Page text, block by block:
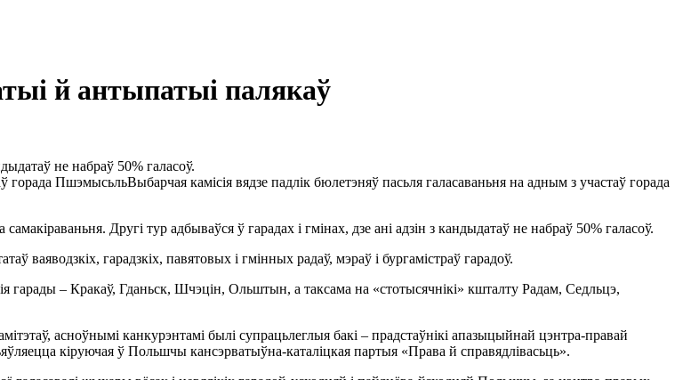
й антыпатыі палякаў
не набраў 50% галасоў.
Выбарчая камісія вядзе падлік бюлетэняў пасьля галасаваньня на адным з участаў горада
Другі тур адбываўся ў гарадах і гмінах, дзе ані адзін з кандыдатаў не набраў 50% галасоў.
ваяводзкіх, гарадзкіх, павятовых і гмінных радаў, мэраў і бургамістраў гарадоў.
гарады – Кракаў, Гданьск, Шчэцін, Ольштын, а таксама на «стотысячнікі» кшталту Радам, Седльцэ,
асноўнымі канкурэнтамі былі супрацьлеглыя бакі – прадстаўнікі апазыцыйнай цэнтра-правай
кіруючая ў Польшчы кансэрватыўна-каталіцкая партыя «Права й справядлівасьць».